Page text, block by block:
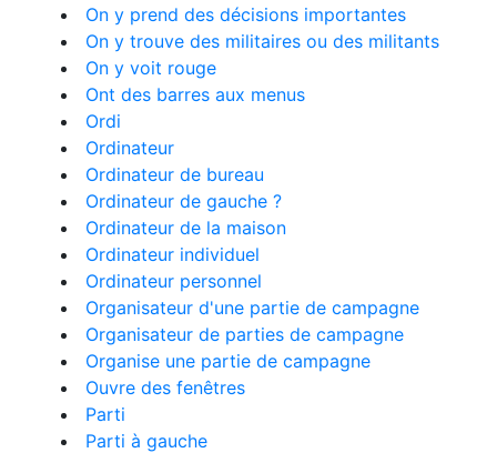
On y prend des décisions importantes
On y trouve des militaires ou des militants
On y voit rouge
Ont des barres aux menus
Ordi
Ordinateur
Ordinateur de bureau
Ordinateur de gauche ?
Ordinateur de la maison
Ordinateur individuel
Ordinateur personnel
Organisateur d'une partie de campagne
Organisateur de parties de campagne
Organise une partie de campagne
Ouvre des fenêtres
Parti
Parti à gauche